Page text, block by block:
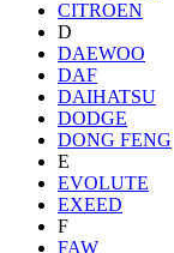
CITROEN
D
DAEWOO
DAF
DAIHATSU
DODGE
DONG FENG
E
EVOLUTE
EXEED
F
FAW